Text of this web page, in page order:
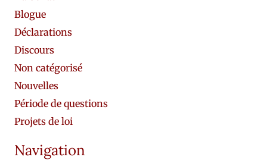
Blogue
Déclarations
Discours
Non catégorisé
Nouvelles
Période de questions
Projets de loi
Navigation